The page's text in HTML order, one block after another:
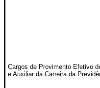
Cargos de Provimento Efetivo
e Auxiliar da Carreira da